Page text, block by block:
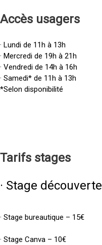
Accès usagers
· Lundi de 11h à 13h
· Mercredi de 19h à 21h
· Vendredi de 14h à 16h
· Samedi* de 11h à 13h
*Selon disponibilité
Tarifs stages
· Stage
· Stage bureautique – 15€
· Stage Canva – 10€